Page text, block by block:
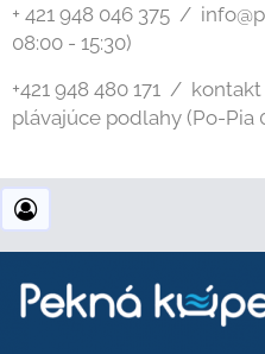
+ 421 948 046 375 /
08:00 - 15:30)
+421 948 480 171 /
plávajúce podlahy (Po-Pia